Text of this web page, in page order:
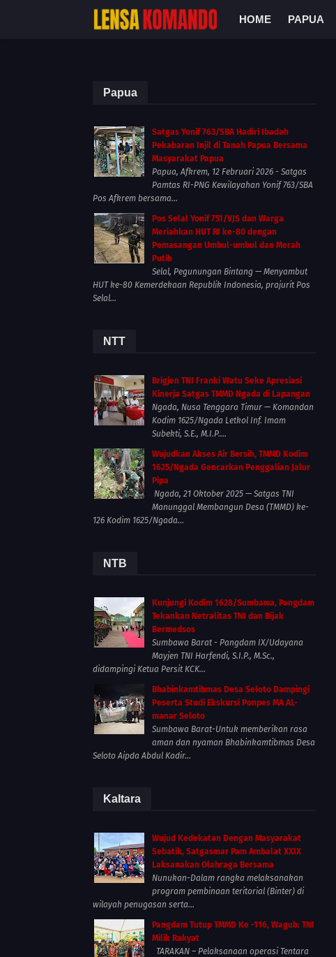
HOME PAPUA
Papua
Satgas Yonif 763/SBA Hadiri Ibadah
Pekabaran Injil di Tanah Papua Bersama
Masyarakat Papua
Papua, Afkrem, 12 Februari 2026 - Satgas
Pamtas RI-PNG Kewilayahan Yonif 763/SBA
Pos Afkrem bersama...
Pos Selal Yonif 751/VJS dan Warga
Meriahkan HUT RI ke-80 dengan
Pemasangan Umbul-umbul dan Merah
Putih
Selal, Pegunungan Bintang — Menyambut
HUT ke-80 Kemerdekaan Republik Indonesia, prajurit Pos
Selal...
NTT
Brigjen TNI Franki Watu Seke Apresiasi
Kinerja Satgas TMMD Ngada di Lapangan
Ngada, Nusa Tenggara Timur — Komandan
Kodim 1625/Ngada Letkol Inf. Imam
Subekti, S.E., M.I.P....
Wujudkan Akses Air Bersih, TMMD Kodim
1625/Ngada Gencarkan Penggalian Jalur
Pipa
Ngada, 21 Oktober 2025 — Satgas TNI
Manunggal Membangun Desa (TMMD) ke-
126 Kodim 1625/Ngada...
NTB
Kunjungi Kodim 1628/Sumbawa, Pangdam
Tekankan Netralitas TNI dan Bijak
Bermedsos
Sumbawa Barat - Pangdam IX/Udayana
Mayjen TNI Harfendi, S.I.P., M.Sc.,
didampingi Ketua Persit KCK...
Bhabinkamtibmas Desa Seloto Dampingi
Peserta Studi Ekskursi Ponpes MA AL-
manar Seloto
Sumbawa Barat-Untuk memberikan rasa
aman dan nyaman Bhabinkamtibmas Desa
Seloto Aipda Abdul Kadir...
Kaltara
Wujud Kedekatan Dengan Masyarakat
Sebatik, Satgasmar Pam Ambalat XXIX
Laksanakan Olahraga Bersama
Nunukan-Dalam rangka melaksanakan
program pembinaan teritorial (Binter) di
wilayah penugasan serta...
Pangdam Tutup TMMD Ke -116, Wagub: TNI
Milik Rakyat
TARAKAN – Pelaksanaan operasi Tentara